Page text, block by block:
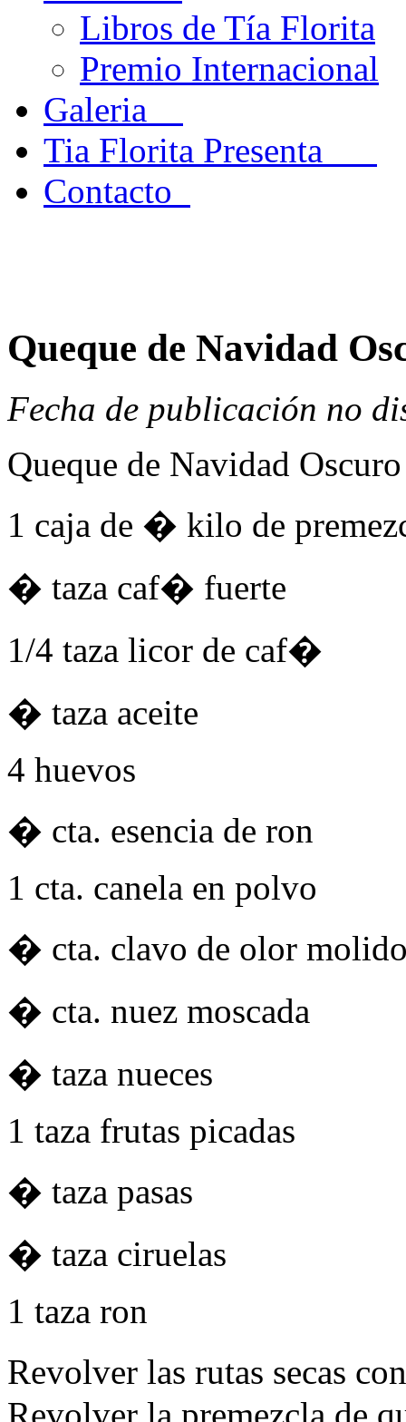
Libros de Tía Florita
Premio Internacional
Galeria
Tia Florita Presenta
Contacto
Queque de Navidad
Fecha de publicación no
Queque de Navidad Oscuro
1 caja de � kilo de
� taza caf� fuerte
1/4 taza licor de caf�
� taza aceite
4 huevos
� cta. esencia de ron
1 cta. canela en polvo
� cta. clavo de olor
� cta. nuez moscada
� taza nueces
1 taza frutas picadas
� taza pasas
� taza ciruelas
1 taza ron
Revolver las rutas secas
Revolver la premezcla de